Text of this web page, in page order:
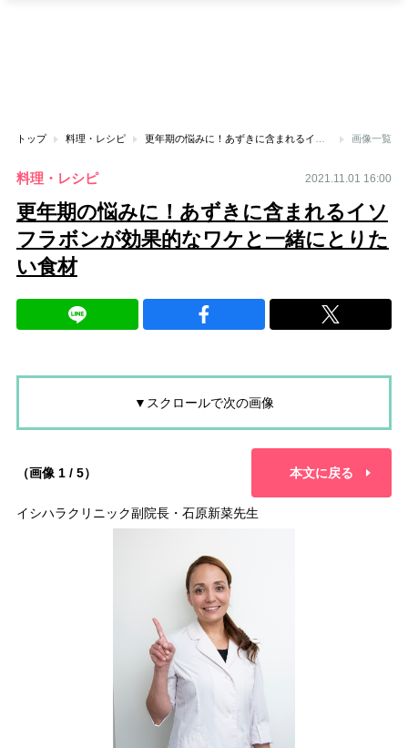
トップ 料理・レシピ 画像一覧
料理・レシピ 2021.11.01 16:00
更年期の悩みに！あずきに含まれるイソ
フラボンが効果的なワケと一緒にとりた
い食材
▼スクロールで次の画像
（画像 1 / 5） 本文に戻る
イシハラクリニック副院長・石原新菜先生